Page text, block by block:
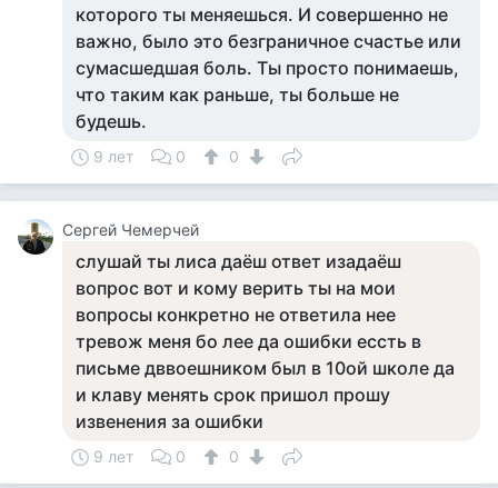
которого ты меняешься. И совершенно не
важно, было это безграничное счастье или
сумасшедшая боль. Ты просто понимаешь,
что таким как раньше, ты больше не
будешь.
9 лет 0 0
Сергей Чемерчей
слушай ты лиса даёш ответ изадаёш
вопрос вот и кому верить ты на мои
вопросы конкретно не ответила нее
тревож меня бо лее да ошибки ессть в
письме дввоешником был в 10ой школе да
и клаву менять срок пришол прошу
извенения за ошибки
9 лет 0 0